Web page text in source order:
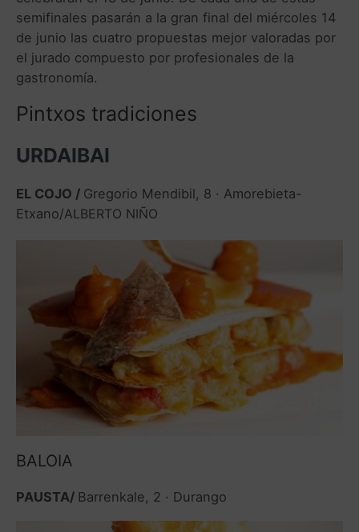
semifinales pasarán a la gran final del miércoles 14
de junio las cuatro propuestas mejor valoradas por
el jurado compuesto por profesionales de la
gastronomía.
Pintxos tradiciones
URDAIBAI
EL COJO / Gregorio Mendibil, 8 · Amorebieta-
Etxano/ALBERTO NIÑO
BALOIA
PAUSTA/ Barrenkale, 2 · Durango